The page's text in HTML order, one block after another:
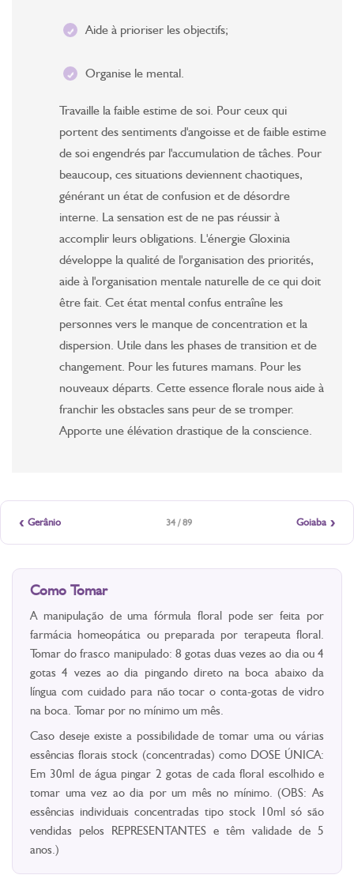
Aide à prioriser les objectifs;
Organise le mental.
Travaille la faible estime de soi. Pour ceux qui
portent des sentiments d'angoisse et de faible estime
de soi engendrés par l'accumulation de tâches. Pour
beaucoup, ces situations deviennent chaotiques,
générant un état de confusion et de désordre
interne. La sensation est de ne pas réussir à
accomplir leurs obligations. L'énergie Gloxinia
développe la qualité de l'organisation des priorités,
aide à l'organisation mentale naturelle de ce qui doit
être fait. Cet état mental confus entraîne les
personnes vers le manque de concentration et la
dispersion. Utile dans les phases de transition et de
changement. Pour les futures mamans. Pour les
nouveaux départs. Cette essence florale nous aide à
franchir les obstacles sans peur de se tromper.
Apporte une élévation drastique de la conscience.
‹ Gerânio 34 / 89 Goiaba ›
Como Tomar
A manipulação de uma fórmula floral pode ser feita por
farmácia homeopática ou preparada por terapeuta floral.
Tomar do frasco manipulado: 8 gotas duas vezes ao dia ou 4
gotas 4 vezes ao dia pingando direto na boca abaixo da
língua com cuidado para não tocar o conta-gotas de vidro
na boca. Tomar por no mínimo um mês.
Caso deseje existe a possibilidade de tomar uma ou várias
essências florais stock (concentradas) como DOSE ÚNICA:
Em 30ml de água pingar 2 gotas de cada floral escolhido e
tomar uma vez ao dia por um mês no mínimo. (OBS: As
essências individuais concentradas tipo stock 10ml só são
vendidas pelos REPRESENTANTES e têm validade de 5
anos.)